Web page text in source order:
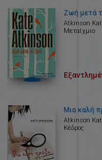
Ζωή μετά
Atkinson
Μεταίχμιο
Μια καλή
Atkinson
Κέδρος